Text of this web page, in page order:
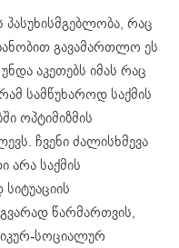
პასუხისმგებლობა, რაც
გავამართლო ეს
აკეთებს იმას რაც
სამწუხაროდ საქმის
ოპტიმიზმის
ჩვენი ძალისხმევა
საქმის
წარმართვის,
სოციალურ